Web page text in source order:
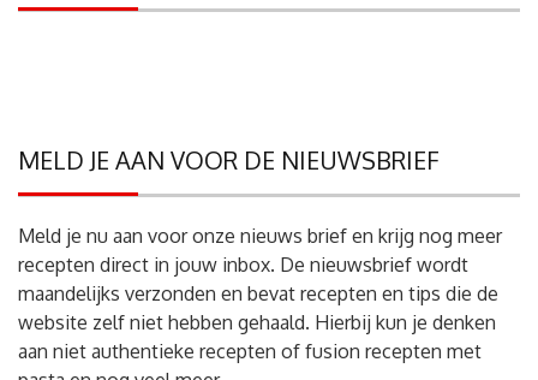
MELD JE AAN VOOR DE NIEUWSBRIEF
Meld je nu aan voor onze nieuws brief en krijg nog meer
recepten direct in jouw inbox. De nieuwsbrief wordt
maandelijks verzonden en bevat recepten en tips die de
website zelf niet hebben gehaald. Hierbij kun je denken
aan niet authentieke recepten of fusion recepten met